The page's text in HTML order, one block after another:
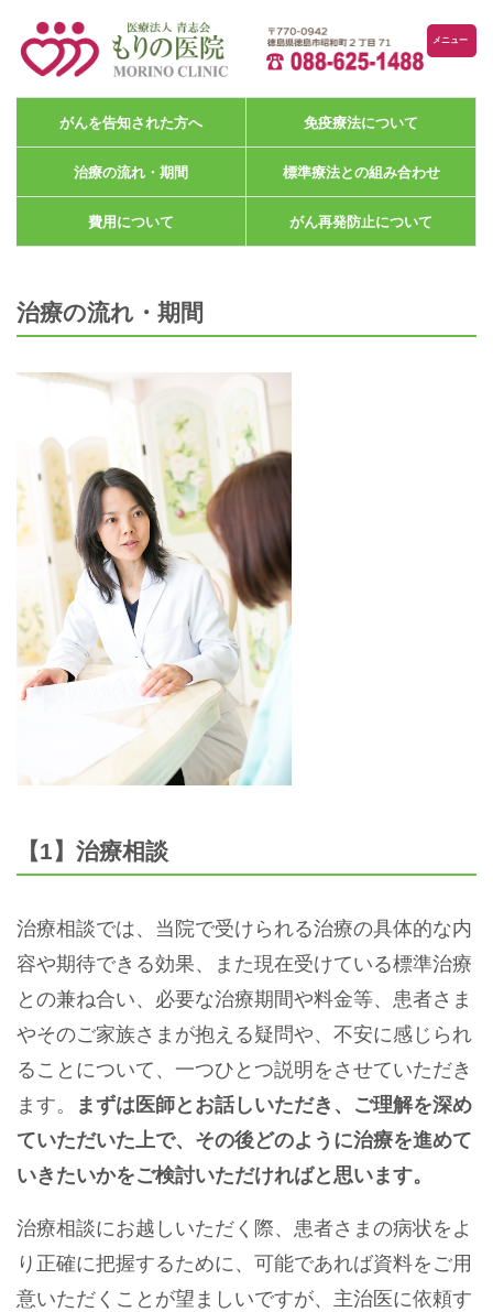
メニュー
がんを告知された方へ 免疫療法について
治療の流れ・期間 標準療法との組み合わせ
費用について がん再発防止について
治療の流れ・期間
【1】治療相談
治療相談では、当院で受けられる治療の具体的な内
容や期待できる効果、また現在受けている標準治療
との兼ね合い、必要な治療期間や料金等、患者さま
やそのご家族さまが抱える疑問や、不安に感じられ
ることについて、一つひとつ説明をさせていただき
ます。
まずは医師とお話しいただき、ご理解を深め
ていただいた上で、その後どのように治療を進めて
いきたいかをご検討いただければと思います。
治療相談にお越しいただく際、患者さまの病状をよ
り正確に把握するために、可能であれば資料をご用
意いただくことが望ましいですが、主治医に依頼す